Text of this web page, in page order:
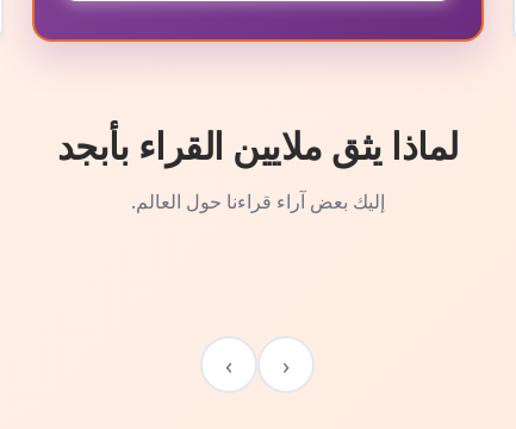
لماذا يثق ملايين القراء بأبجد
إليك بعض آراء قراءنا حول العالم.
‹
›